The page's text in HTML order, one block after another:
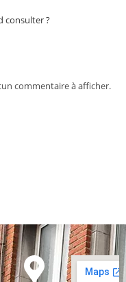
consulter ?
commentaire à afficher.